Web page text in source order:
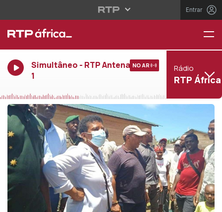
Entrar
Simultâneo - RTP Antena
1
NO AR Rádio
RTP África